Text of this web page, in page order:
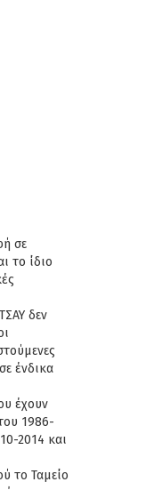
σε
το ίδιο
δεν
ένδικα
έχουν
1986-
2014 και
το Ταμείο